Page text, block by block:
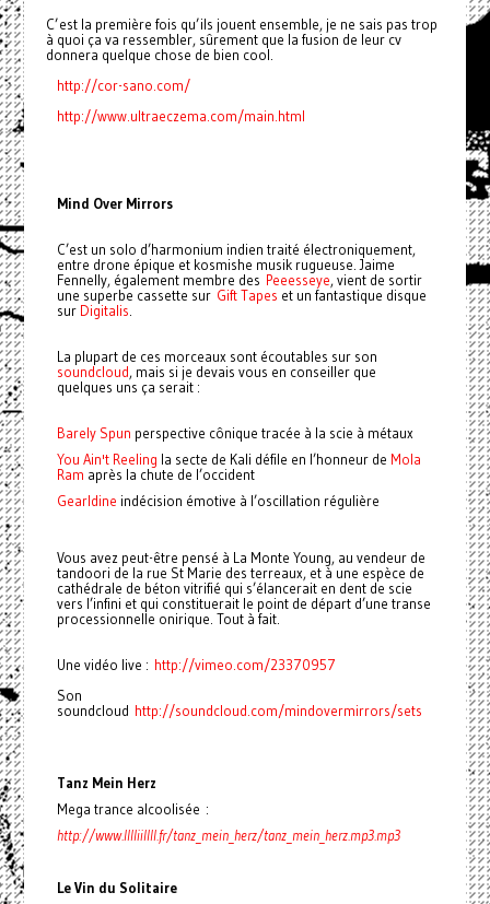
C’est la première fois qu’ils jouent ensemble, je ne sais pas trop
à quoi ça va ressembler, sûrement que la fusion de leur cv
donnera quelque chose de bien cool.
http://cor-sano.com/
http://www.ultraeczema.com/main.html
Mind Over Mirrors
C’est un solo d’harmonium indien traité électroniquement,
entre drone épique et kosmishe musik rugueuse. Jaime
Fennelly, également membre des Peeesseye, vient de sortir
une superbe cassette sur Gift Tapes et un fantastique disque
sur Digitalis.
La plupart de ces morceaux sont écoutables sur son
soundcloud, mais si je devais vous en conseiller que
quelques uns ça serait :
Barely Spun perspective cônique tracée à la scie à métaux
You Ain't Reeling la secte de Kali défile en l’honneur de Mola
Ram après la chute de l’occident
Gearldine indécision émotive à l’oscillation régulière
Vous avez peut-être pensé à La Monte Young, au vendeur de
tandoori de la rue St Marie des terreaux, et à une espèce de
cathédrale de béton vitrifié qui s’élancerait en dent de scie
vers l’infini et qui constituerait le point de départ d’une transe
processionnelle onirique. Tout à fait.
Une vidéo live : http://vimeo.com/23370957
Son
soundcloud http://soundcloud.com/mindovermirrors/sets
Tanz Mein Herz
Mega trance alcoolisée :
http://www.lllliillll.fr/tanz_mein_herz/tanz_mein_herz.mp3.mp3
Le Vin du Solitaire